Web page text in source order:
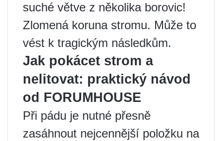
suché větve z několika borovic!
Zlomená koruna stromu. Může to
vést k tragickým následkům.
Jak pokácet strom a
nelitovat: praktický návod
od FORUMHOUSE
Při pádu je nutné přesně
zasáhnout nejcennější položku na